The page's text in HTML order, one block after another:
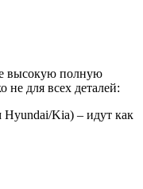
высокую полную
не для всех деталей:
Hyundai/Kia) – идут как